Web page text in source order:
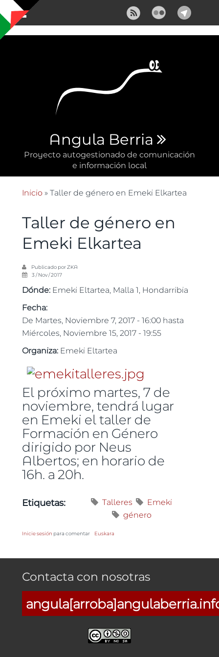
Pasar al contenido principal
Angula Berria
Proyecto autogestionado de comunicación
e información local
Se encuentra usted aquí
Inicio» Taller de género en Emeki Elkartea
Taller de género en
Emeki Elkartea
Publicado porZKA
3 / Nov / 2017
Dónde: Emeki Eltartea, Malla 1, Hondarribia
Fecha:
De Martes, Noviembre 7, 2017 - 16:00hasta
Miércoles, Noviembre 15, 2017 - 19:55
Organiza: Emeki Eltartea
El próximo martes, 7 de
noviembre, tendrá lugar
en Emeki el taller de
Formación en Género
dirigido por Neus
Albertos; en horario de
16h. a 20h.
Etiquetas: Talleres
Emeki
género
Inicie sesión para comentar Euskara
Contacta con nosotras